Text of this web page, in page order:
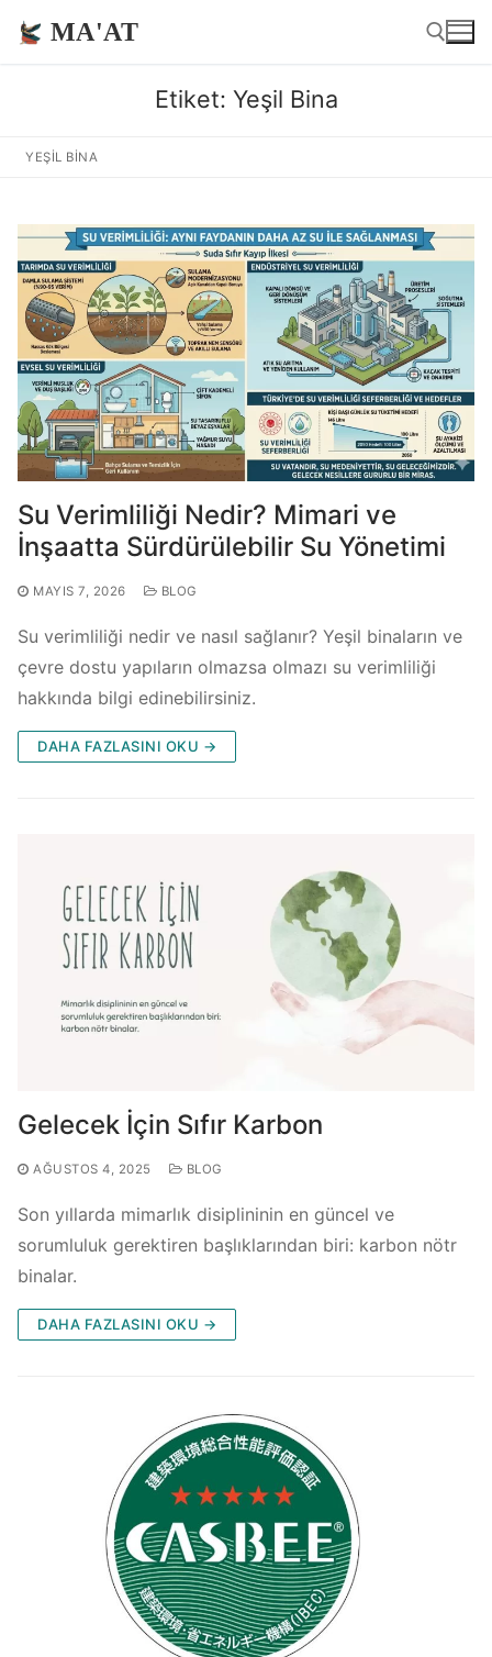
atla
MA'AT
Etiket: Yeşil Bina
YEŞIL BINA
Su Verimliliği Nedir? Mimari ve
İnşaatta Sürdürülebilir Su Yönetimi
MAYIS 7, 2026 BLOG
Su verimliliği nedir ve nasıl sağlanır? Yeşil binaların ve
çevre dostu yapıların olmazsa olmazı su verimliliği
hakkında bilgi edinebilirsiniz.
DAHA FAZLASINI OKU →
Gelecek İçin Sıfır Karbon
AĞUSTOS 4, 2025 BLOG
Son yıllarda mimarlık disiplininin en güncel ve
sorumluluk gerektiren başlıklarından biri: karbon nötr
binalar.
DAHA FAZLASINI OKU →